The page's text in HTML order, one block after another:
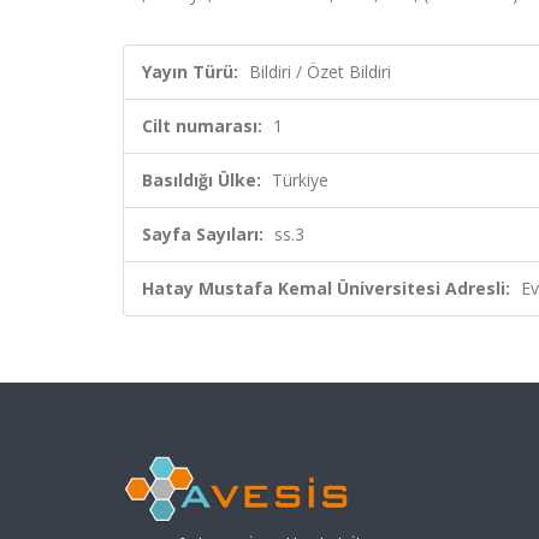
Yayın Türü: Bildiri / Özet Bildiri
Cilt numarası: 1
Basıldığı Ülke: Türkiye
Sayfa Sayıları: ss.3
Hatay Mustafa Kemal Üniversitesi Adresli: